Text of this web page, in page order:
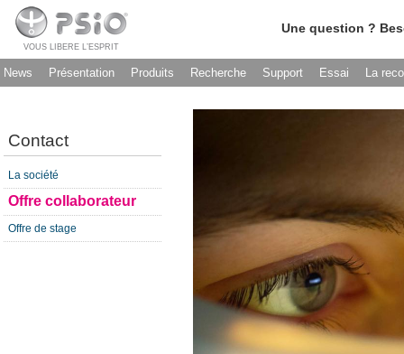
VOUS LIBERE L’ESPRIT
Une question ?
News Présentation Produits Recherche Support Essai La
Contact
La société
Offre collaborateur
Offre de stage